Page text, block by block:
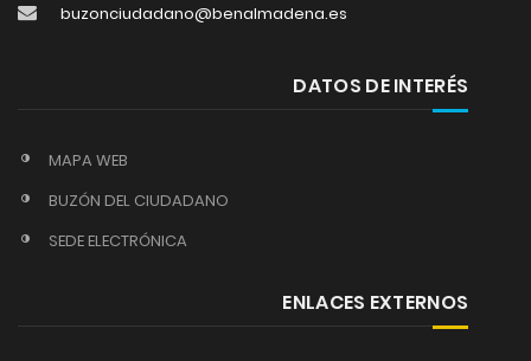
buzonciudadano@benalmadena.es
DATOS DE INTERÉS
MAPA WEB
BUZÓN DEL CIUDADANO
SEDE ELECTRÓNICA
ENLACES EXTERNOS